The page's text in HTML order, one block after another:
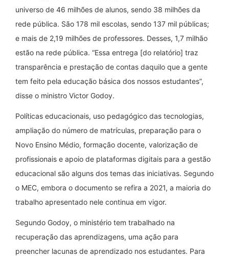
universo de 46 milhões de alunos, sendo 38 milhões da
rede pública. São 178 mil escolas, sendo 137 mil públicas;
e mais de 2,19 milhões de professores. Desses, 1,7 milhão
estão na rede pública. “Essa entrega [do relatório] traz
transparência e prestação de contas daquilo que a gente
tem feito pela educação básica dos nossos estudantes”,
disse o ministro Victor Godoy.
Políticas educacionais, uso pedagógico das tecnologias,
ampliação do número de matrículas, preparação para o
Novo Ensino Médio, formação docente, valorização de
profissionais e apoio de plataformas digitais para a gestão
educacional são alguns dos temas das iniciativas. Segundo
o MEC, embora o documento se refira a 2021, a maioria do
trabalho apresentado nele continua em vigor.
Segundo Godoy, o ministério tem trabalhado na
recuperação das aprendizagens, uma ação para
preencher lacunas de aprendizado nos estudantes. Para